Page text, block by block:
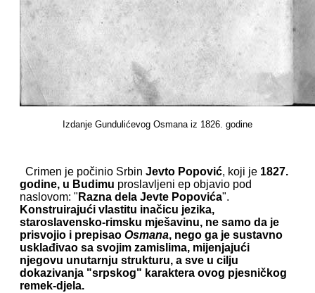
Izdanje Gundulićevog Osmana iz 1826. godine
Crimen je počinio Srbin Jevto Popović, koji je 1827.
godine, u Budimu proslavljeni ep objavio pod
naslovom: " Razna dela Jevte Popovića".
Konstruirajući vlastitu inačicu jezika,
staroslavensko-rimsku mješavinu, ne samo da je
prisvojio i prepisao Osmana, nego ga je sustavno
usklađivao sa svojim zamislima, mijenjajući
njegovu unutarnju strukturu, a sve u cilju
dokazivanja "srpskog" karaktera ovog pjesničkog
remek-djela.